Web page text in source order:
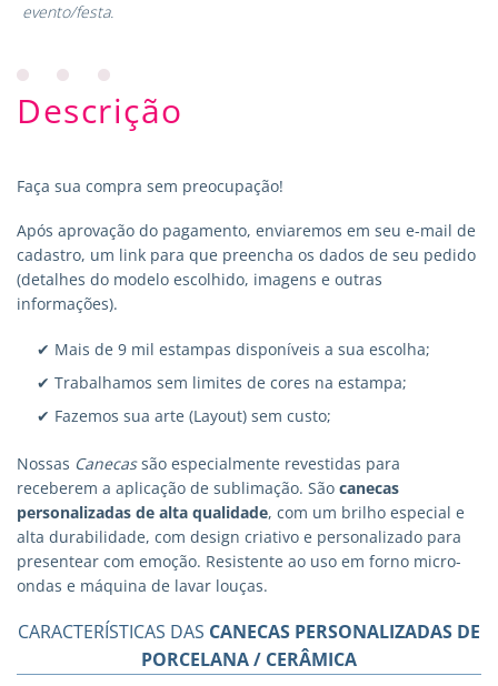
evento/festa.
Descrição
Faça sua compra sem preocupação!
Após aprovação do pagamento, enviaremos em seu e-mail de
cadastro, um link para que preencha os dados de seu pedido
(detalhes do modelo escolhido, imagens e outras
informações).
✔ Mais de 9 mil estampas disponíveis a sua escolha;
✔ Trabalhamos sem limites de cores na estampa;
✔ Fazemos sua arte (Layout) sem custo;
Nossas Canecassão especialmente revestidas para
receberem a aplicação de sublimação. São canecas
personalizadas de alta qualidade, com um brilho especial e
alta durabilidade, com design criativo e personalizado para
presentear com emoção. Resistente ao uso em forno micro-
ondas e máquina de lavar louças.
CARACTERÍSTICAS DAS CANECAS PERSONALIZADAS DE
PORCELANA / CERÂMICA